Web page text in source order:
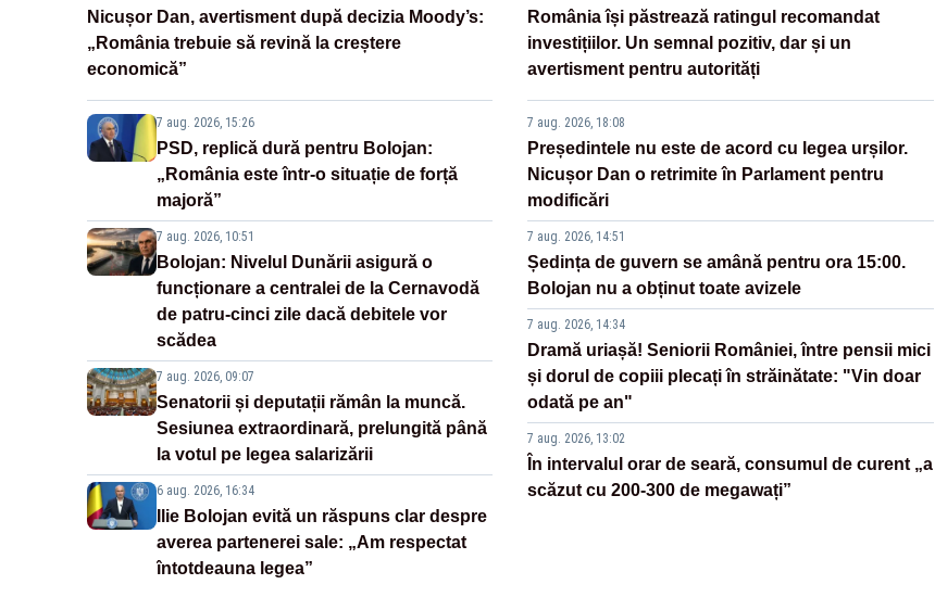
Nicușor Dan, avertisment după decizia Moody’s:
„România trebuie să revină la creștere
economică”
7 aug. 2026, 15:26
PSD, replică dură pentru Bolojan:
„România este într-o situație de forță
majoră”
7 aug. 2026, 10:51
Bolojan: Nivelul Dunării asigură o
funcționare a centralei de la Cernavodă
de patru-cinci zile dacă debitele vor
scădea
7 aug. 2026, 09:07
Senatorii și deputații rămân la muncă.
Sesiunea extraordinară, prelungită până
la votul pe legea salarizării
6 aug. 2026, 16:34
Ilie Bolojan evită un răspuns clar despre
averea partenerei sale: „Am respectat
întotdeauna legea”
România își păstrează ratingul recomandat
investițiilor. Un semnal pozitiv, dar și un
avertisment pentru autorități
7 aug. 2026, 18:08
Președintele nu este de acord cu legea urșilor.
Nicușor Dan o retrimite în Parlament pentru
modificări
7 aug. 2026, 14:51
Ședința de guvern se amână pentru ora 15:00.
Bolojan nu a obținut toate avizele
7 aug. 2026, 14:34
Dramă uriașă! Seniorii României, între pensii mici
și dorul de copiii plecați în străinătate: "Vin doar
odată pe an"
7 aug. 2026, 13:02
În intervalul orar de seară, consumul de curent „a
scăzut cu 200-300 de megawați”